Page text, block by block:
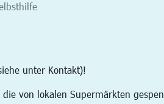
unter Kontakt)!
von lokalen Supermärkten